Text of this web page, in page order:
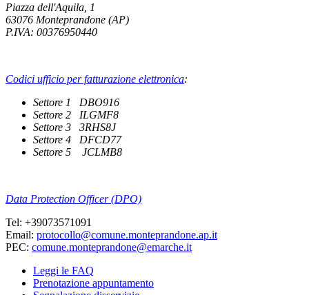
Piazza dell'Aquila, 1
63076 Monteprandone (AP)
P.IVA: 00376950440
Codici ufficio per fatturazione elettronica:
Settore 1 DBO916
Settore 2 ILGMF8
Settore 3 3RHS8J
Settore 4 DFCD77
Settore 5 JCLMB8
Data Protection Officer (DPO)
Tel: +39073571091
Email: protocollo@comune.monteprandone.ap.it
PEC: comune.monteprandone@emarche.it
Leggi le FAQ
Prenotazione appuntamento